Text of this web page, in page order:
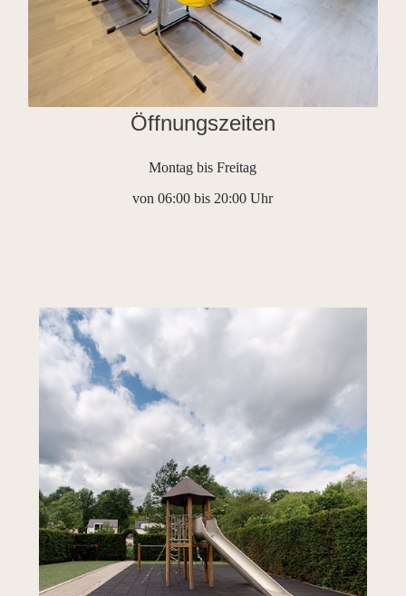
Öffnungszeiten
Montag bis Freitag
von 06:00 bis 20:00 Uhr